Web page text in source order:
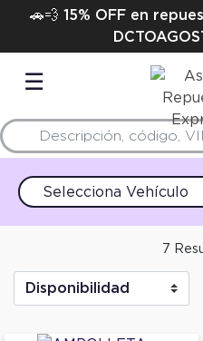
🚗💨 15% OFF en
☰
Selecciona Vehículo
7